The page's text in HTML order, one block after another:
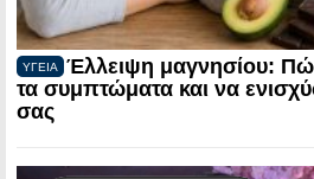
ΥΓΕΙΑ
Έλλειψη μαγνησίου:
τα συμπτώματα και να
σας